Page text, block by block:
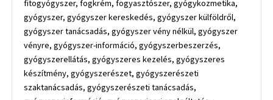
fitogyógyszer, fogkrém, fogyasztószer, gyógykozmetika,
gyógyszer, gyógyszer kereskedés, gyógyszer külföldről,
gyógyszer tanácsadás, gyógyszer vény nélkül, gyógyszer
vényre, gyógyszer-információ, gyógyszerbeszerzés,
gyógyszerellátás, gyógyszeres kezelés, gyógyszeres
készítmény, gyógyszerészet, gyógyszerészeti
szaktanácsadás, gyógyszerészeti tanácsadás,